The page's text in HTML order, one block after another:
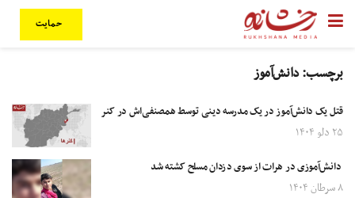
حمایت
برچسب:دانش‌آموز
قتل یک دانش‌آموز در یک مدرسه دینی توسط همصنفی‌اش در کنر
۲۵ دلو ۱۴۰۴
دانش‌آموزی در هرات از سوی دزدان مسلح کشته شد
۸ سرطان ۱۴۰۴